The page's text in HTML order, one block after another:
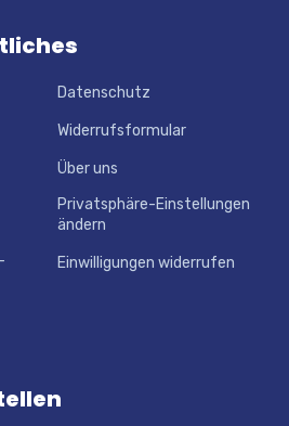
Datenschutz
Widerrufsformular
Über uns
Privatsphäre-Einstellungen
ändern
Einwilligungen widerrufen